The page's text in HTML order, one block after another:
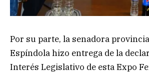
Por su parte, la senadora
Espíndola hizo entrega de la
Interés Legislativo de esta Expo